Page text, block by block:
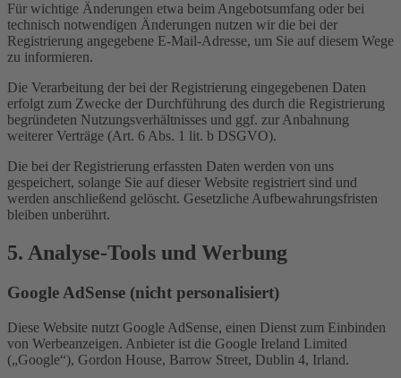
Für wichtige Änderungen etwa beim Angebotsumfang oder bei
technisch notwendigen Änderungen nutzen wir die bei der
Registrierung angegebene E-Mail-Adresse, um Sie auf diesem Wege
zu informieren.
Die Verarbeitung der bei der Registrierung eingegebenen Daten
erfolgt zum Zwecke der Durchführung des durch die Registrierung
begründeten Nutzungsverhältnisses und ggf. zur Anbahnung
weiterer Verträge (Art. 6 Abs. 1 lit. b DSGVO).
Die bei der Registrierung erfassten Daten werden von uns
gespeichert, solange Sie auf dieser Website registriert sind und
werden anschließend gelöscht. Gesetzliche Aufbewahrungsfristen
bleiben unberührt.
5. Analyse-Tools und Werbung
Google AdSense (nicht personalisiert)
Diese Website nutzt Google AdSense, einen Dienst zum Einbinden
von Werbeanzeigen. Anbieter ist die Google Ireland Limited
(„Google“), Gordon House, Barrow Street, Dublin 4, Irland.